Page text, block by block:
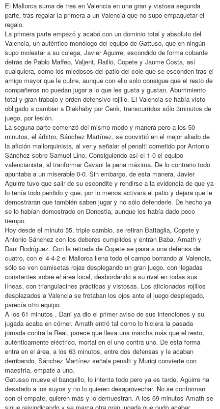
El Mallorca suma de tres en Valencia en una gran y vistosa segunda
parte, tras regalar la primera a un Valencia que no supo empaquetar el
regalo.
La primera parte empezó y acabó con un dominio total y absoluto del
Valencia, un auténtico monólogo del equipo de Gattuso, que en ningún
supo molestar a su colega, Javier Aguirre, escondido de forma cobarde
detrás de Pablo Maffeo, Valjent, Raillo, Copete y Jaume Costa, así
cualquiera, como los miedosos del patio del cole que se esconden tras el
amigo mayor que le cubre, aunque con ello solo consigue que el resto de
compañeros no puedan jugar a lo que les gusta y gustan. Aburrimiento
total y gran trabajo y orden defensivo rojillo. El Valencia se había visto
obligado a cambiar a Diakhaby por Cenk, transcurridos sólo 3minutos de
juego, por lesión.
La seguna parte comenzó del mismo modo y manera pero a los 50
minutos, el árbitro, Sánchez Martínez, se convirtió en el mejor aliado de
la afición mallorquinista, al ver y señalar el penalti cometido por Antonio
Sánchez sobre Samuel Lino. Consiguiendo así el 1-0 el equipo
valencianista, al tranformar Cavani la pena máxima. De lo contrario todo
apuntaba a un miserable 0-0. Sin embargo, de esta manera, Javier
Aguirre tuvo que salir de su escondite y rendirse a la evidencia de que ya
lo tenía todo perdido y que, por lo menos activara el patio y dejara que le
demostraran que también saben jugar y no sólo defenderle. De hecho ya
se lo habían demostrado en Donostia, aunque les había dado poco
tiempo.
Hoy desde el minuto 55, triple cambio, se retiran Battaglia, Copete y
Antonio Sánchez con los deberes cumplidos y entran Baba, Amath y
Dani Rodríguez. Con la retirada de Copete se pasa a una defensa de
cuatro, con el 4-4-2 el Mallorca llena todo el campo borrando al Valencia,
sólo se ven camisetas rojas desplegando un gran juego, con llegadas
constantes sobre el área local, desbordando a su rival en todas sus
líneas, con triangulacines prácticas y vistosas. Los aficionados rojillos
desplazados a Valencia se frotaban los ojos ante el juego desplegado,
parecía otro equipo.
A los 61 minutos , Dani ya dio el primer aviso de sus intenciones y su
jugada acaba en córner. Amath entró tal como lo hiciera la pasada
jornada contra la Real, parece que lleva una marcha más que el resto,
auténticamente eléctrico, mortal en el uno contra uno. De esta forma
entra en el área, a los 63 minutos, entre dos defensas y le acaban
derribando, Sánchez Martínez señala penalti y Muriqi convierte con
maestría, empate a uno.
Gatusso mueve el banquillo, lo intenta todo pero ya es tarde, Aguirre ha
desatado a los suyos y no lo quieren desaprovechar. No se conforman
con el empate, quieren más y lo demuestran. A los 69 minutos Amath se